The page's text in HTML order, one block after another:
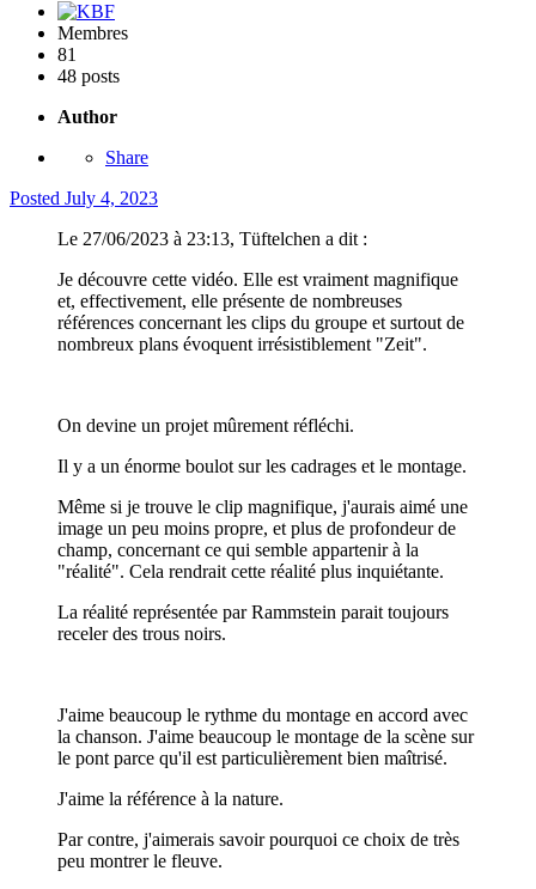
Membres
81
48 posts
Author
Share
Posted July 4, 2023
Le 27/06/2023 à 23:13, Tüftelchen a dit :
Je découvre cette vidéo. Elle est vraiment magnifique
et, effectivement, elle présente de nombreuses
références concernant les clips du groupe et surtout de
nombreux plans évoquent irrésistiblement "Zeit".
On devine un projet mûrement réfléchi.
Il y a un énorme boulot sur les cadrages et le montage.
Même si je trouve le clip magnifique, j'aurais aimé une
image un peu moins propre, et plus de profondeur de
champ, concernant ce qui semble appartenir à la
"réalité". Cela rendrait cette réalité plus inquiétante.
La réalité représentée par Rammstein parait toujours
receler des trous noirs.
J'aime beaucoup le rythme du montage en accord avec
la chanson. J'aime beaucoup le montage de la scène sur
le pont parce qu'il est particulièrement bien maîtrisé.
J'aime la référence à la nature.
Par contre, j'aimerais savoir pourquoi ce choix de très
peu montrer le fleuve.